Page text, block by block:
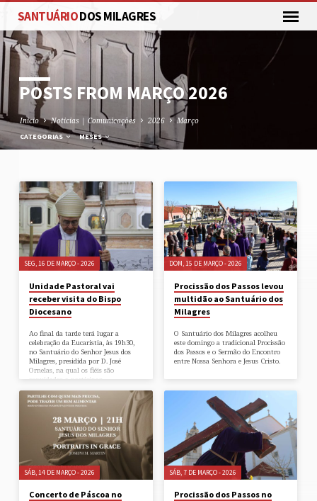
SANTUÁRIODOS MILAGRES
POSTS FROM MARÇO 2026
Inicio Noticias | Comunicações 2026 Março
CATEGORIAS MESES
POSTS
FROM
MARÇO
2026
SEG, 16 DE MARÇO - 2026
Unidade Pastoral vai
receber visita do Bispo
Diocesano
Ao final da tarde terá lugar a
celebração da Eucaristia, às 19h30,
no Santuário do Senhor Jesus dos
Milagres, presidida por D. José
Ornelas, na qual os fiéis são
convidados a participar.
DOM, 15 DE MARÇO - 2026
Procissão dos Passos levou
multidão ao Santuário dos
Milagres
O Santuário dos Milagres acolheu
este domingo a tradicional Procissão
dos Passos e o Sermão do Encontro
entre Nossa Senhora e Jesus Cristo.
SÁB, 14 DE MARÇO - 2026
Concerto de Páscoa no
SÁB, 7 DE MARÇO - 2026
Procissão dos Passos no